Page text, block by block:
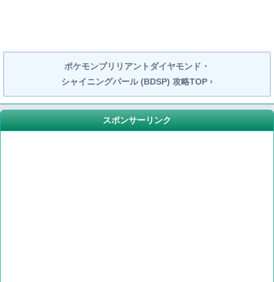
ポケモンブリリアントダイヤモンド・
シャイニングパール (BDSP) 攻略TOP ›
スポンサーリンク